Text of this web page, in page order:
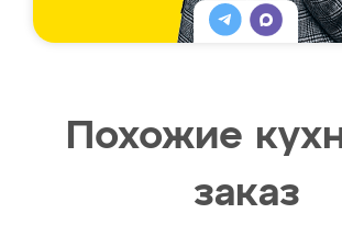
Похожие
заказ